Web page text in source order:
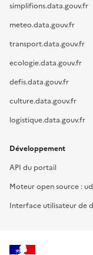
simplifions.data.gouv.fr
meteo.data.gouv.fr
transport.data.gouv.fr
ecologie.data.gouv.fr
defis.data.gouv.fr
culture.data.gouv.fr
logistique.data.gouv.fr
Développement
API du portail
Moteur open source :
Interface utilisateur de